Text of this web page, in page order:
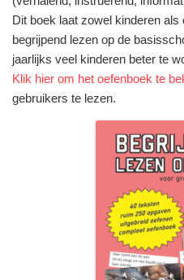
Dit boek laat zowel kinderen
begrijpend lezen op de
jaarlijks veel kinderen beter te
Klik hier om het oefenboek te
gebruikers te lezen.